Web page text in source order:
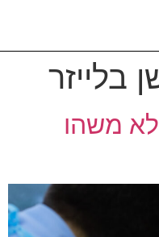
בלייזר
לא משהו